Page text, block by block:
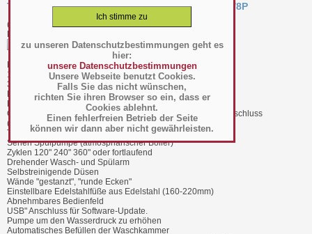
zu unseren Datenschutzbestimmungen geht es
hier:
unsere Datenschutzbestimmungen
Unsere Webseite benutzt Cookies.
Falls Sie das nicht wünschen,
richten Sie ihren Browser so ein, dass er
Cookies ablehnt.
Einen fehlerfreien Betrieb der Seite
können wir dann aber nicht gewährleisten.
Topfspülmaschine Korb 1320 x 700 mm - DP32L/8P
(Art.-Nr.: 109.06.016)
BTH 1465 x 850 x 1960-2280 mm
15,9 kW, 400 V
350 Kg
Realisierung "Doppelwände"
CID-Tür (Doppelwand) mit automatischen "soft contact" - Verschluss
(Halböffnung zum Entweichen des Dampfes)
Tür "Guillotine", doppelwandig
Serien Spülpumpe (atmosphärischer Boiler)
Zyklen 120" 240" 360" oder fortlaufend
Drehender Wasch- und Spülarm
Selbstreinigende Düsen
Wände "gestanzt", "runde Ecken"
Einstellbare Edelstahlfüße aus Edelstahl (160-220mm)
Abnehmbares Bedienfeld
USB" Anschluss für Software-Update.
Pumpe um den Wasserdruck zu erhöhen
Automatisches Befüllen der Waschkammer